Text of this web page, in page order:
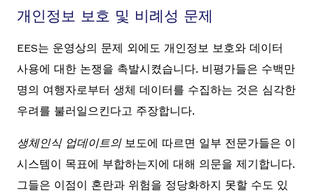
개인정보 보호 및 비례성 문제
EES는 운영상의 문제 외에도 개인정보 보호와 데이터
사용에 대한 논쟁을 촉발시켰습니다. 비평가들은 수백만
명의 여행자로부터 생체 데이터를 수집하는 것은 심각한
우려를 불러일으킨다고 주장합니다.
생체인식 업데이트의보도에 따르면 일부 전문가들은 이
시스템이 목표에 부합하는지에 대해 의문을 제기합니다.
그들은 이점이 혼란과 위험을 정당화하지 못할 수도 있